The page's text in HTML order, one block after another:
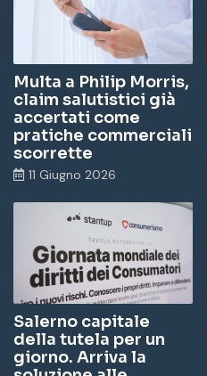
Multa a Philip Morris,
claim salutistici già
accertati come
pratiche commerciali
scorrette
11 Giugno 2026
Salerno capitale
della tutela per un
giorno. Arriva la